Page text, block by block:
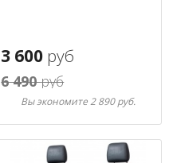
3 600 руб
6 490руб
Вы экономите 2 890 руб.